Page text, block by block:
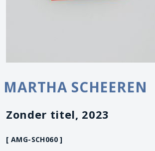
MARTHA SCHEEREN
Zonder titel, 2023
[ AMG-SCH060 ]